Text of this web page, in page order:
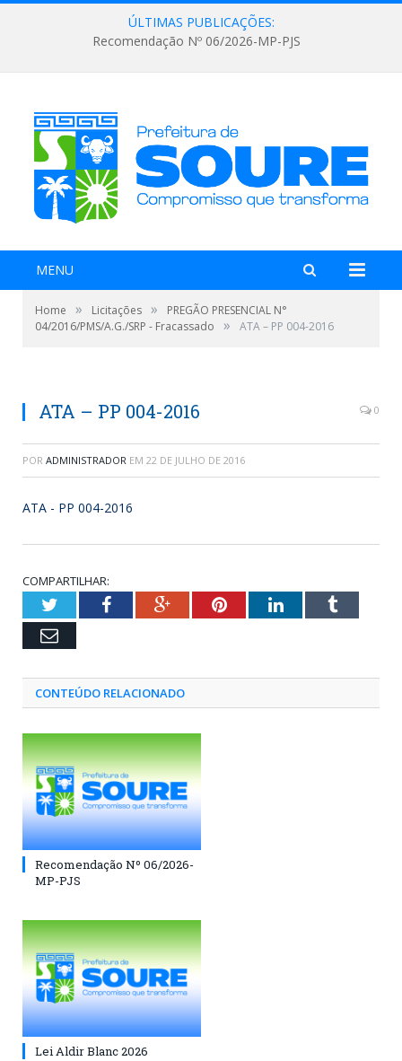
ÚLTIMAS PUBLICAÇÕES:
Recomendação Nº 06/2026-MP-PJS
MENU
Home » Licitações »
PREGÃO PRESENCIAL N°
04/2016/PMS/A.G./SRP - Fracassado
» ATA – PP 004-2016
ATA – PP 004-2016 0
POR ADMINISTRADOR EM 22 DE JULHO DE 2016
ATA - PP 004-2016
COMPARTILHAR:
TwitterFacebookGoogle+PinterestLinkedInTumblr
Email
CONTEÚDO RELACIONADO
Recomendação Nº 06/2026-
MP-PJS
Lei Aldir Blanc 2026